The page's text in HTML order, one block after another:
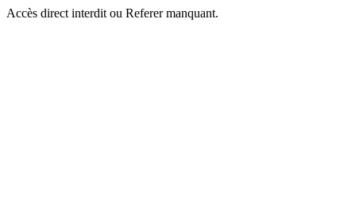
Accès direct interdit ou Referer manquant.